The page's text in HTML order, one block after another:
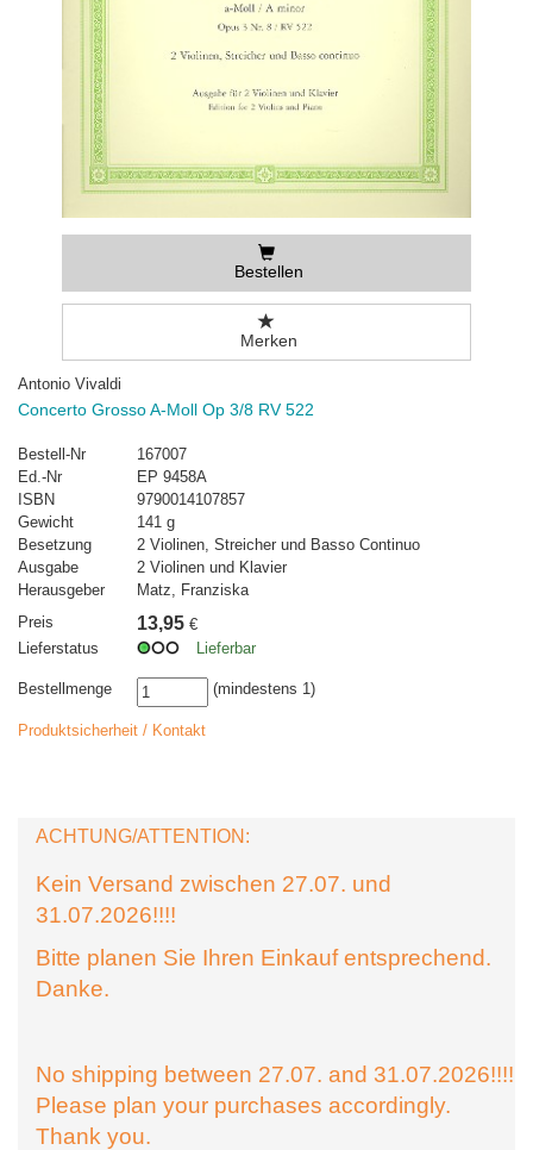
Bestellen
Merken
Antonio Vivaldi
Concerto Grosso A-Moll Op 3/8 RV 522
Bestell-Nr
167007
Ed.-Nr
EP 9458A
ISBN
9790014107857
Gewicht
141 g
Besetzung
2 Violinen, Streicher und Basso Continuo
Ausgabe
2 Violinen und Klavier
Herausgeber
Matz, Franziska
Preis
13,95 €
Lieferstatus
Lieferbar
Bestellmenge (mindestens 1)
Produktsicherheit / Kontakt
ACHTUNG/ATTENTION:
Kein Versand zwischen 27.07. und
31.07.2026!!!!
Bitte planen Sie Ihren Einkauf entsprechend.
Danke.
No shipping between 27.07. and 31.07.2026!!!!
Please plan your purchases accordingly.
Thank you.